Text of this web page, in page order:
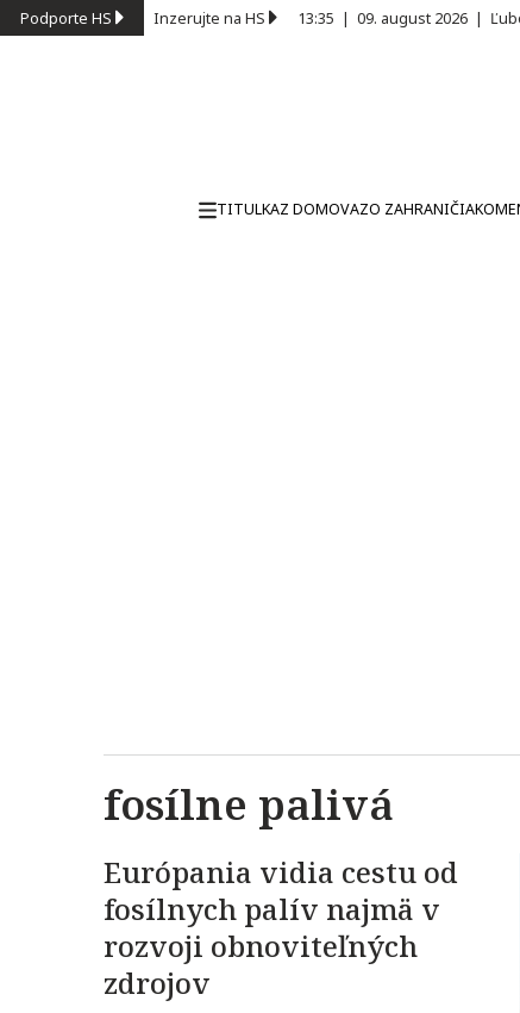
Podporte HS Inzerujte na HS 13:35 | 09. august 2026 |
TITULKAZ DOMOVAZO ZAHRANIČIA
fosílne palivá
Európania vidia cestu od
fosílnych palív najmä v
rozvoji obnoviteľných
zdrojov